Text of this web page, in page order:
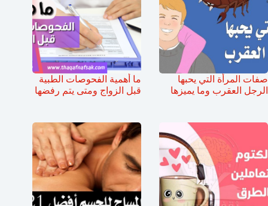
صفات المرأة التي يحبها
الرجل العقرب وما يميزها
ما أهمية الفحوصات الطبية
قبل الزواج ومتى يتم رفضها